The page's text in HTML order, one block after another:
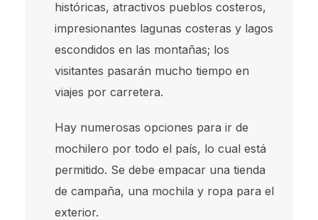
históricas, atractivos pueblos costeros,
impresionantes lagunas costeras y lagos
escondidos en las montañas; los
visitantes pasarán mucho tiempo en
viajes por carretera.
Hay numerosas opciones para ir de
mochilero por todo el país, lo cual está
permitido. Se debe empacar una tienda
de campaña, una mochila y ropa para el
exterior.